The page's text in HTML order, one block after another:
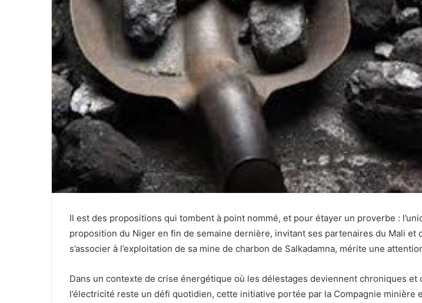
Il est des propositions qui tombent à point nommé, et pour étayer un proverbe :
proposition du Niger en fin de semaine dernière, invitant ses partenaires du Mali et
s’associer à l’exploitation de sa mine de charbon de Salkadamna, mérite une
Dans un contexte de crise énergétique où les délestages deviennent chroniques et
l’électricité reste un défi quotidien, cette initiative portée par la Compagnie minière